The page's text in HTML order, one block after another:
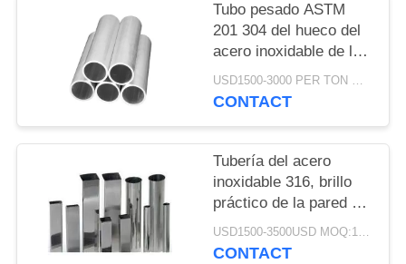
PRIVACY
POLICY
Tubo pesado ASTM
201 304 del hueco del
acero inoxidable de la
pared duplex de 316
grados
USD1500-3000 PER TON MOQ:1TON
CONTACT
Tubería del acero
inoxidable 316, brillo
práctico de la pared del
tubo fino del acero
inoxidable alto
USD1500-3500USD MOQ:1 tonelada
CONTACT